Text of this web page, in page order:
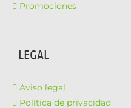
Promociones
LEGAL
Aviso legal
Política de privacidad